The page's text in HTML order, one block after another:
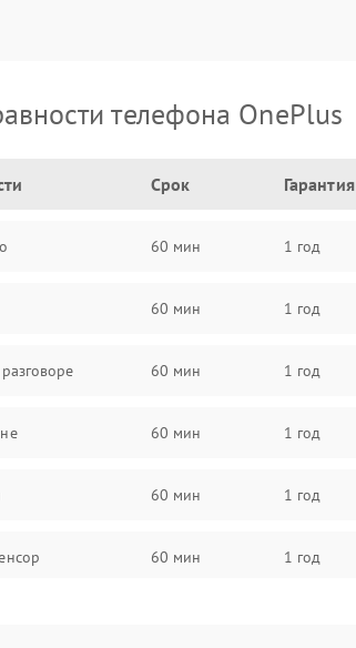
телефона OnePlus
Срок Гарантия
60 мин 1 год
60 мин 1 год
60 мин 1 год
60 мин 1 год
60 мин 1 год
60 мин 1 год